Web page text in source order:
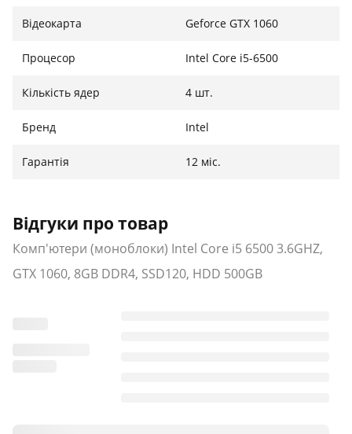
Відеокарта Geforce GTX 1060
Процесор Intel Core i5-6500
Кількість ядер 4 шт.
Бренд Intel
Гарантія 12 міс.
Відгуки про товар
Комп'ютери (моноблоки) Intel Core i5 6500 3.6GHZ,
GTX 1060, 8GB DDR4, SSD120, HDD 500GB